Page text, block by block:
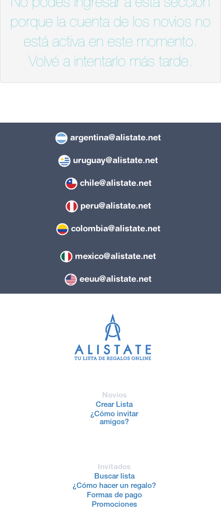
No podés ingresar a esta sección
porque la cuenta de los novios no
está activa en este momento.
Volvé a intentarlo más tarde.
argentina@alistate.net
uruguay@alistate.net
chile@alistate.net
peru@alistate.net
colombia@alistate.net
mexico@alistate.net
eeuu@alistate.net
Novios
Crear Lista
¿Cómo invitar
amigos?
Invitados
Buscar lista
¿Cómo hacer un regalo?
Formas de pago
Promociones